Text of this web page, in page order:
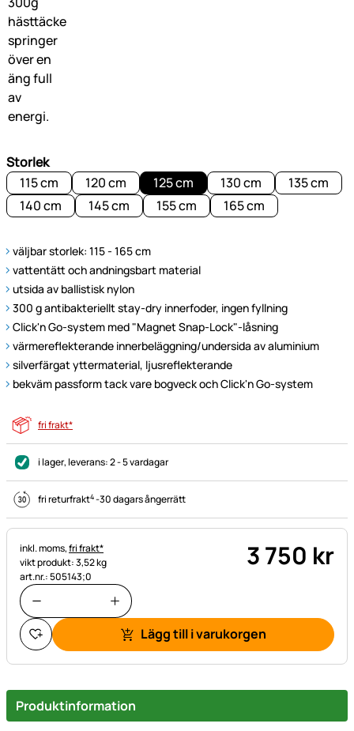
Storlek
115 cm
120 cm 125 cm 130 cm
135 cm
140 cm
145 cm 155 cm 165 cm
väljbar storlek: 115 - 165 cm
vattentätt och andningsbart material
utsida av ballistisk nylon
300 g antibakteriellt stay-dry innerfoder, ingen fyllning
Click'n Go-system med "Magnet Snap-Lock"-låsning
värmereflekterande innerbeläggning/undersida av aluminium
silverfärgat yttermaterial, ljusreflekterande
bekväm passform tack vare bogveck och Click'n Go-system
fri frakt*
i lager, leverans:2 - 5 vardagar
fri returfrakt4-30 dagars ångerrätt
Skatteinformation:
inkl. moms,fri frakt*
vikt produkt: 3,52 kg
art.nr.: 505143;0
3 750 kr
Lägg till i varukorgen
Produktinformation